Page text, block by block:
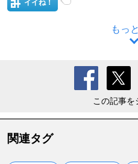
イイね！
もっ
この記事を
関連タグ